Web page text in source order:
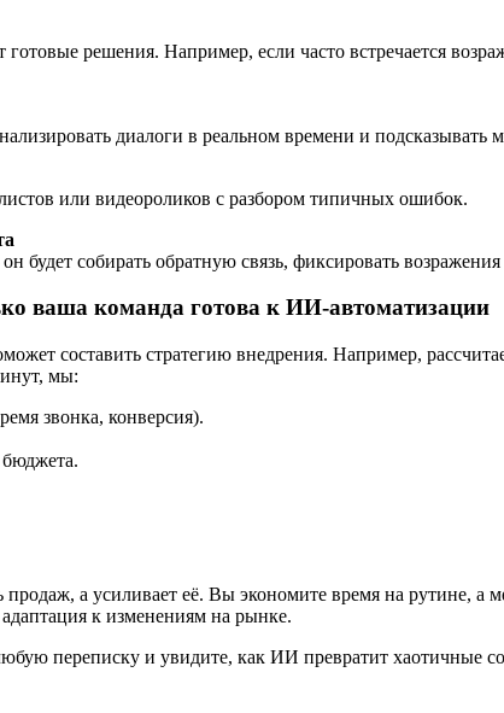
решения. Например, если часто встречается
диалоги в реальном времени и подсказывать
или видеороликов с разбором типичных ошибок.
будет собирать обратную связь, фиксировать
ваша команда готова к ИИ-автоматизации
составить стратегию внедрения. Например,
мы:
звонка, конверсия).
продаж, а усиливает её. Вы экономите время на рутине,
к изменениям на рынке.
переписку и увидите, как ИИ превратит хаотичные